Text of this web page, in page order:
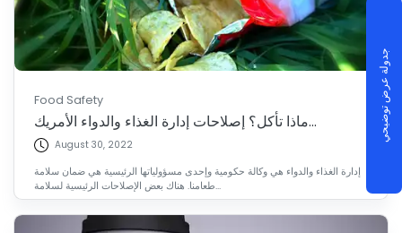
Food Safety
ماذا تأكل؟ إصلاحات إدارة الغذاء والدواء الأمريك...
August 30, 2022
إدارة الغذاء والدواء هي وكالة حكومية وإحدى مسؤولياتها الرئيسية هي ضمان سلامة
طعامنا. هناك بعض الإصلاحات الرئيسية لسلامة...
جدولة عرض توضيحي